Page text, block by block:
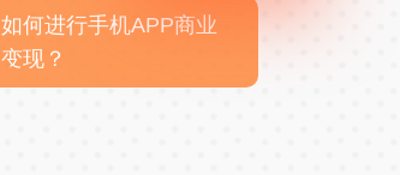
如何进行手机APP商业
变现？